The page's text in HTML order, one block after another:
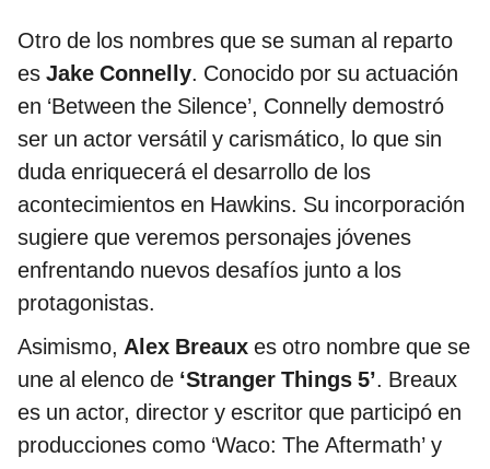
Otro de los nombres que se suman al reparto
es Jake Connelly. Conocido por su actuación
en ‘Between the Silence’, Connelly demostró
ser un actor versátil y carismático, lo que sin
duda enriquecerá el desarrollo de los
acontecimientos en Hawkins. Su incorporación
sugiere que veremos personajes jóvenes
enfrentando nuevos desafíos junto a los
protagonistas.
Asimismo, Alex Breaux es otro nombre que se
une al elenco de ‘Stranger Things 5’. Breaux
es un actor, director y escritor que participó en
producciones como ‘Waco: The Aftermath’ y